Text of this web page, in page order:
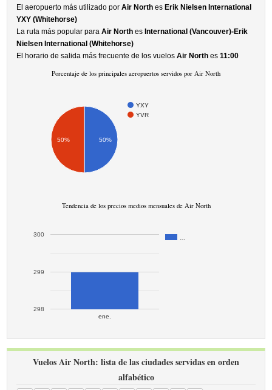
El aeropuerto más utilizado porAir North es Erik Nielsen International
YXY (Whitehorse)
La ruta más popular paraAir North es International (Vancouver)-Erik
Nielsen International (Whitehorse)
El horario de salida más frecuente de los vuelosAir North es11:00
Porcentaje de los principales aeropuertos servidos por Air North
YXY
YVR
50% 50%
Tendencia de los precios medios mensuales de Air North
ene.
298
299
300
Vuelos Air North: lista de las ciudades servidas en orden
alfabético